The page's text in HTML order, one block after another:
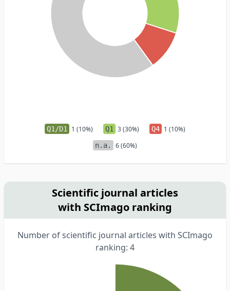
Q1/D1 1 (10%) Q1 3 (30%) Q4 1 (10%)
n.a. 6 (60%)
Scientific journal articles
with SCImago ranking
Number of scientific journal articles with SCImago
ranking: 4